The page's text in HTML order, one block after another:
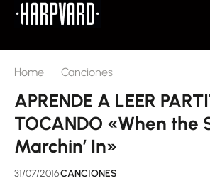
Home Canciones
APRENDE A LEER
TOCANDO «When the
Marchin’ In»
31/07/2016CANCIONES